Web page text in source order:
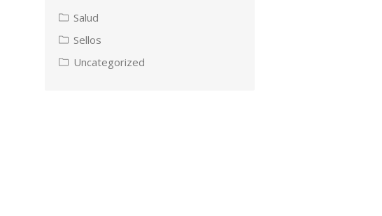
Salud
Sellos
Uncategorized